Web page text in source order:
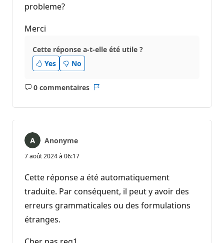
probleme?
Merci
Cette réponse a-t-elle été utile ?
Yes
No
0 commentaires
Aucun
Anonyme
7 août 2024 à 06:17
Cette réponse a été automatiquement
traduite. Par conséquent, il peut y avoir des
erreurs grammaticales ou des formulations
étranges.